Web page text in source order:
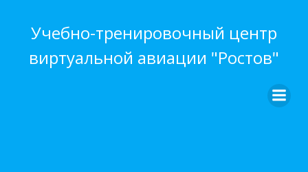
содержимому
Учебно-тренировочный центр
виртуальной авиации "Ростов"